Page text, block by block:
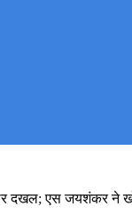
दखल; एस जयशंकर ने